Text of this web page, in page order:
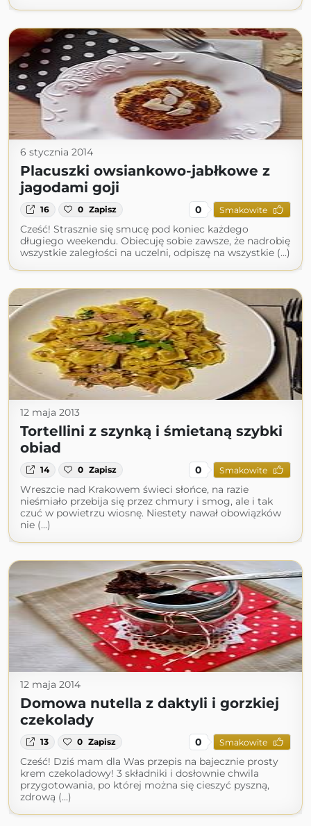
6 stycznia 2014
Placuszki owsiankowo-jabłkowe z
jagodami goji
16 0 Zapisz 0 Smakowite
Cześć! Strasznie się smucę pod koniec każdego
długiego weekendu. Obiecuję sobie zawsze, że nadrobię
wszystkie zaległości na uczelni, odpiszę na wszystkie (...)
12 maja 2013
Tortellini z szynką i śmietaną szybki
obiad
14 0 Zapisz 0 Smakowite
Wreszcie nad Krakowem świeci słońce, na razie
nieśmiało przebija się przez chmury i smog, ale i tak
czuć w powietrzu wiosnę. Niestety nawał obowiązków
nie (...)
12 maja 2014
Domowa nutella z daktyli i gorzkiej
czekolady
13 0 Zapisz 0 Smakowite
Cześć! Dziś mam dla Was przepis na bajecznie prosty
krem czekoladowy! 3 składniki i dosłownie chwila
przygotowania, po której można się cieszyć pyszną,
zdrową (...)